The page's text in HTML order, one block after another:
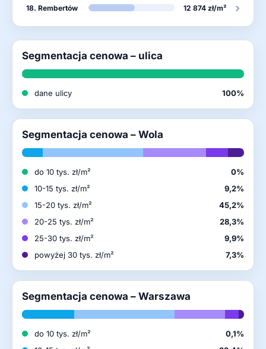
18. Rembertów 12 874 zł/m² ›
Segmentacja cenowa – ulica
dane ulicy 100%
Segmentacja cenowa – Wola
do 10 tys. zł/m²
0%
10-15 tys. zł/m²
9,2%
15-20 tys. zł/m²
45,2%
20-25 tys. zł/m²
28,3%
25-30 tys. zł/m²
9,9%
powyżej 30 tys. zł/m²
7,3%
Segmentacja cenowa – Warszawa
do 10 tys. zł/m²
0,1%